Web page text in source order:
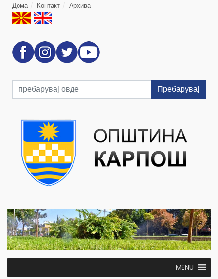
Дома Контакт Архива
Пребарувај
MENU